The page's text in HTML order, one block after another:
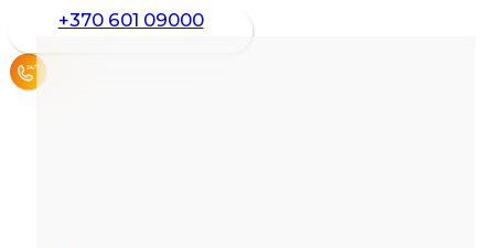
+370 601 09000